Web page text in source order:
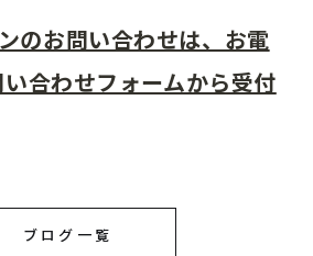
のお問い合わせは、お電
合わせフォームから受付
ブログ一覧